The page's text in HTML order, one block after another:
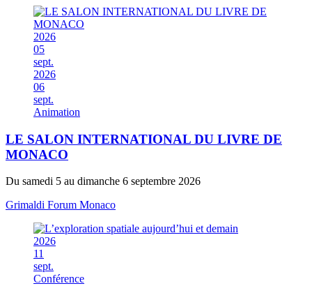
2026
05
sept.
2026
06
sept.
Animation
LE SALON INTERNATIONAL DU LIVRE DE
MONACO
Du samedi 5 au dimanche 6 septembre 2026
Grimaldi Forum Monaco
2026
11
sept.
Conférence